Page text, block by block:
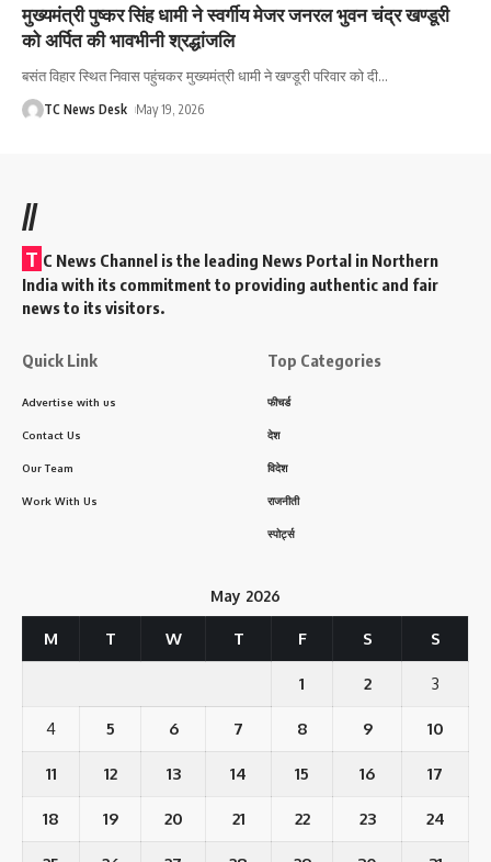
मुख्यमंत्री पुष्कर सिंह धामी ने स्वर्गीय मेजर जनरल भुवन चंद्र खण्डूरी
को अर्पित की भावभीनी श्रद्धांजलि
बसंत विहार स्थित निवास पहुंचकर मुख्यमंत्री धामी ने खण्डूरी परिवार को दी…
TC News Desk May 19, 2026
//
T C News Channel is the leading News Portal in Northern
India with its commitment to providing authentic and fair
news to its visitors.
Quick Link
Advertise with us
Contact Us
Our Team
Work With Us
Top Categories
फीचर्ड
देश
विदेश
राजनीती
स्पोर्ट्स
May 2026
M T W T F S S
1 2 3
4 5 6 7 8 9 10
11 12 13 14 15 16 17
18 19 20 21 22 23 24